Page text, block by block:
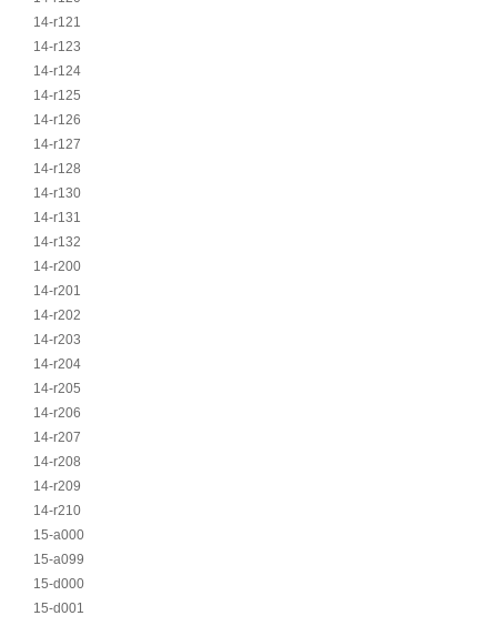
14-r121
14-r123
14-r124
14-r125
14-r126
14-r127
14-r128
14-r130
14-r131
14-r132
14-r200
14-r201
14-r202
14-r203
14-r204
14-r205
14-r206
14-r207
14-r208
14-r209
14-r210
15-a000
15-a099
15-d000
15-d001